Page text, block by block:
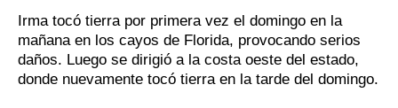
Irma tocó tierra por primera vez el domingo en la
mañana en los cayos de Florida, provocando serios
daños. Luego se dirigió a la costa oeste del estado,
donde nuevamente tocó tierra en la tarde del domingo.